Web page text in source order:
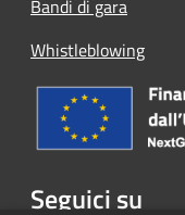
Bandi di gara
Whistleblowing
Seguici su